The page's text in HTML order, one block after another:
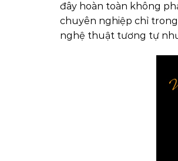
đây hoàn toàn không
chuyên nghiệp chỉ
nghệ thuật tương tự